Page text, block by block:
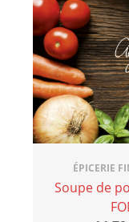
ÉPICERIE
Soupe de